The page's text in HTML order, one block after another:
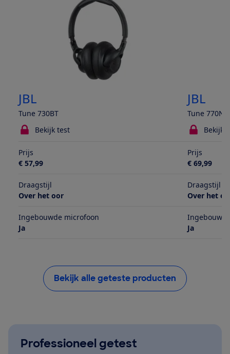
JBL
Tune 730BT
JBL
Tune 770NC
Bekijk test
Bekijk
Prijs
€ 57,99
Prijs
€ 69,99
Draagstijl
Over het oor
Draagstijl
Over het
Ingebouwde microfoon
Ja
Ja
Bekijk alle geteste producten
Professioneel getest